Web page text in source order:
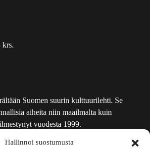
Hallinnoi suostumusta
krs.
Suomen suurin kulttuurilehti. Se
aiheita niin maailmalta kuin
vuodesta 1999.